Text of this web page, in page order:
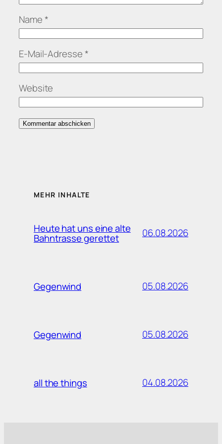
Name *
E-Mail-Adresse *
Website
MEHR INHALTE
Heute hat uns eine alte
Bahntrasse gerettet 06.08.2026
Gegenwind 05.08.2026
Gegenwind 05.08.2026
all the things 04.08.2026